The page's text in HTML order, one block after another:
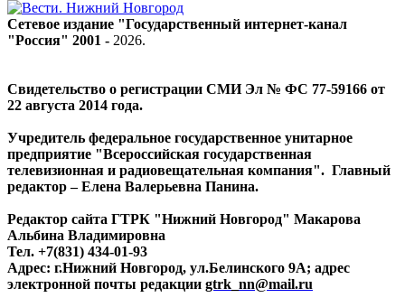
Сетевое издание "Государственный интернет-канал
"Россия" 2001 - 2026.
Свидетельство о регистрации СМИ Эл № ФС 77-59166 от
22 августа 2014 года.
Учредитель федеральное государственное унитарное
предприятие "Всероссийская государственная
телевизионная и радиовещательная компания". Главный
редактор – Елена Валерьевна Панина.
Редактор сайта ГТРК "Нижний Новгород" Макарова
Альбина Владимировна
Тел. +7(831) 434-01-93
Адрес: г.Нижний Новгород, ул.Белинского 9А; адрес
электронной почты редакции gtrk_nn@mail.ru